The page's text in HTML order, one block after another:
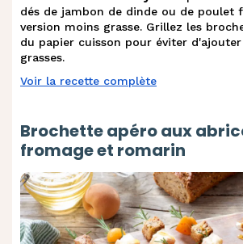
dés de jambon de dinde ou de poulet
version moins grasse. Grillez les
du papier cuisson pour éviter
grasses.
Voir la recette complète
Brochette apéro aux
fromage et romarin